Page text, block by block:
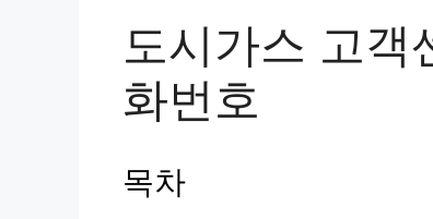
도시가스 고객
화번호
목차